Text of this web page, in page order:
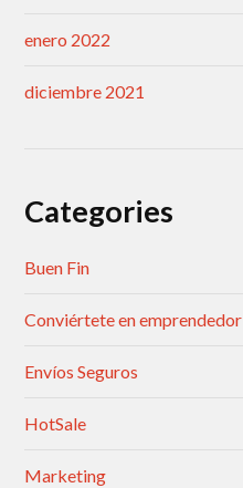
enero 2022
diciembre 2021
Categories
Buen Fin
Conviértete en emprendedor
Envíos Seguros
HotSale
Marketing